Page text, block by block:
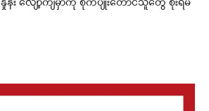
နှုန်း လျော့ကျမှာကို စိုက်ပျိုးတောင်သူတွေ စိုးရိမ်